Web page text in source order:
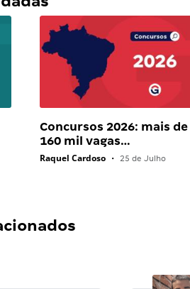
Concursos 2026: mais de
160 mil vagas…
Raquel Cardoso • 25 de Julho